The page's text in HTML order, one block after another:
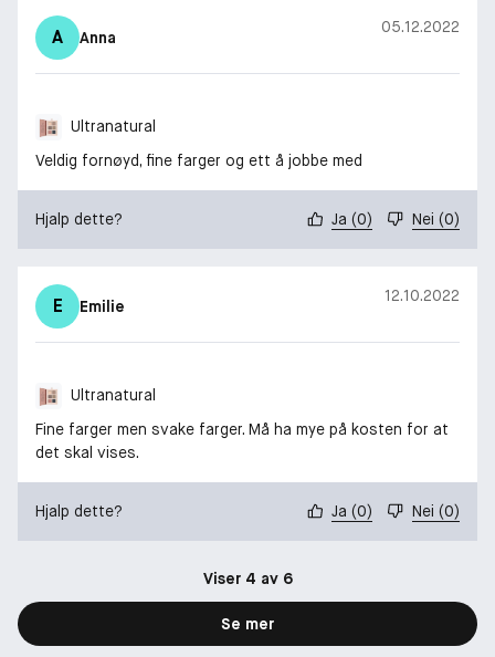
A Anna
05.12.2022
Ultranatural
Veldig fornøyd, fine farger og ett å jobbe med
Hjalp dette? Ja (0) Nei (0)
E Emilie
12.10.2022
Ultranatural
Fine farger men svake farger. Må ha mye på kosten for at
det skal vises.
Hjalp dette? Ja (0) Nei (0)
Viser 4 av 6
Se mer